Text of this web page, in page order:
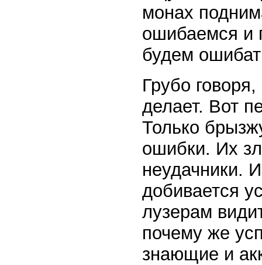
монах
ошибаемся и
будем
Грубо
делает. Вот
Только
ошибки. Их
неудачники.
добивается
лузерам
почему же
знающие и